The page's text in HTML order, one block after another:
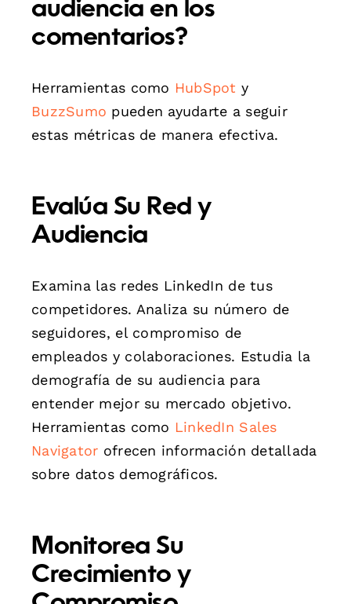
audiencia en los
comentarios?
Herramientas como HubSpot y
BuzzSumo pueden ayudarte a seguir
estas métricas de manera efectiva.
Evalúa Su Red y
Audiencia
Examina las redes LinkedIn de tus
competidores. Analiza su número de
seguidores, el compromiso de
empleados y colaboraciones. Estudia la
demografía de su audiencia para
entender mejor su mercado objetivo.
Herramientas como LinkedIn Sales
Navigator ofrecen información detallada
sobre datos demográficos.
Monitorea Su
Crecimiento y